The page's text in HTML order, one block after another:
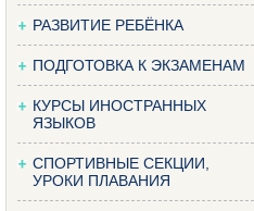
РАЗВИТИЕ РЕБЁНКА
ПОДГОТОВКА К ЭКЗАМЕНАМ
КУРСЫ ИНОСТРАННЫХ
ЯЗЫКОВ
СПОРТИВНЫЕ СЕКЦИИ,
УРОКИ ПЛАВАНИЯ